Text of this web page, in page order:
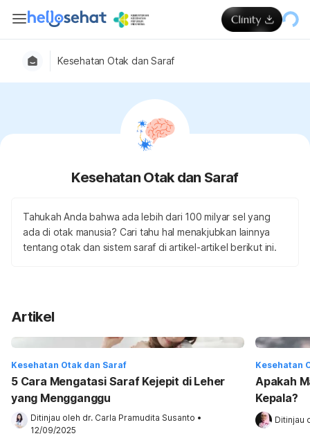
Kesehatan Otak dan Saraf
Kesehatan Otak dan Saraf
Tahukah Anda bahwa ada lebih dari 100 milyar sel yang
ada di otak manusia? Cari tahu hal menakjubkan lainnya
tentang otak dan sistem saraf di artikel-artikel berikut ini.
Artikel
Kesehatan Otak dan Saraf
5 Cara Mengatasi Saraf Kejepit di Leher
yang Mengganggu
Ditinjau oleh dr. Carla Pramudita Susanto •
12/09/2025
Kesehatan
Apakah
Kepala?
Ditinjau